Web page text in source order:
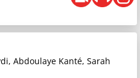
Abdoulaye Kanté, Sarah